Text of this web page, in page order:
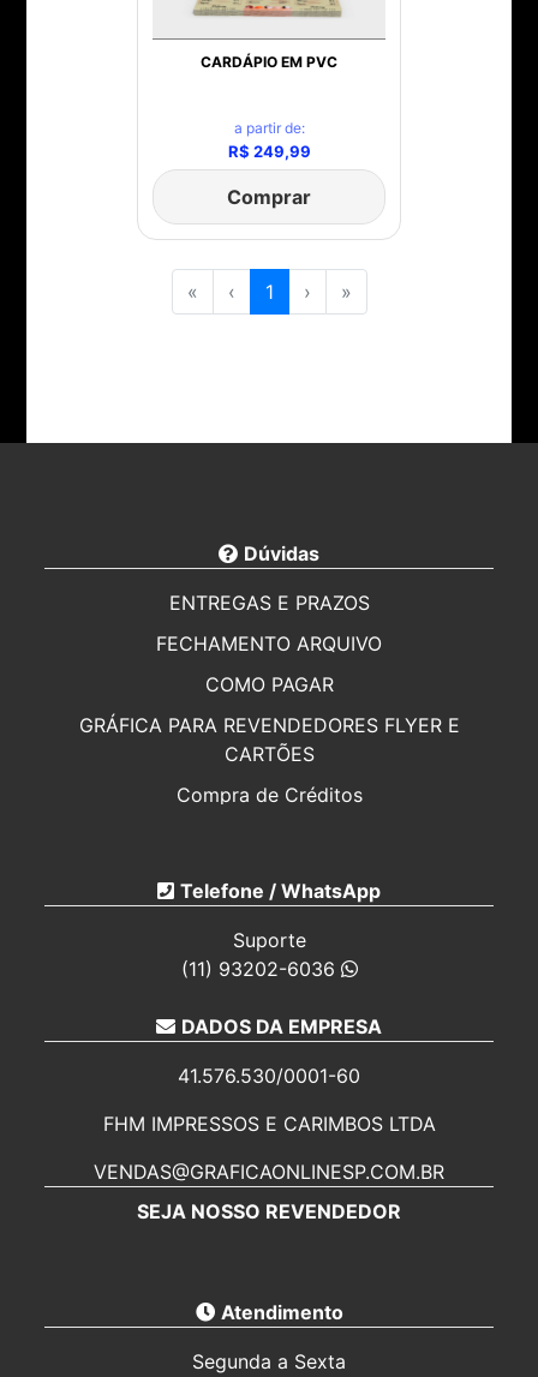
CARDÁPIO EM PVC
a partir de:
R$ 249,99
Comprar
« ‹ 1 › »
Dúvidas
ENTREGAS E PRAZOS
FECHAMENTO ARQUIVO
COMO PAGAR
GRÁFICA PARA REVENDEDORES FLYER E
CARTÕES
Compra de Créditos
IMPRESSOS PARA ELEIÇÕES 2026
REVENDA DE FOLHETOS
PALHOÇA
PASTAS PERSONALIZADAS PARA REVENDA EM
Balcão de retirada
Fale Conosco
Telefone / WhatsApp
Suporte
(11) 93202-6036
DADOS DA EMPRESA
41.576.530/0001-60
FHM IMPRESSOS E CARIMBOS LTDA
VENDAS@GRAFICAONLINESP.COM.BR
SEJA NOSSO REVENDEDOR
Atendimento
Segunda a Sexta